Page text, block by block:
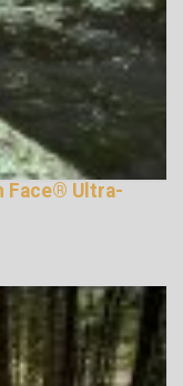
Face® Ultra-